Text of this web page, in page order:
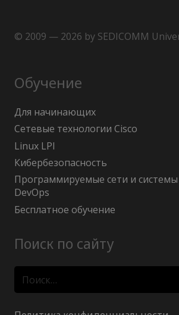
© 2009 — 2026 by SEDICOMM
Обучение
Для начинающих
Сетевые технологии Cisco
Linux LPI
Кибербезопасность
Программируемые сети и
DevOps
Бесплатное обучение
Поиск по сайту
Найти: